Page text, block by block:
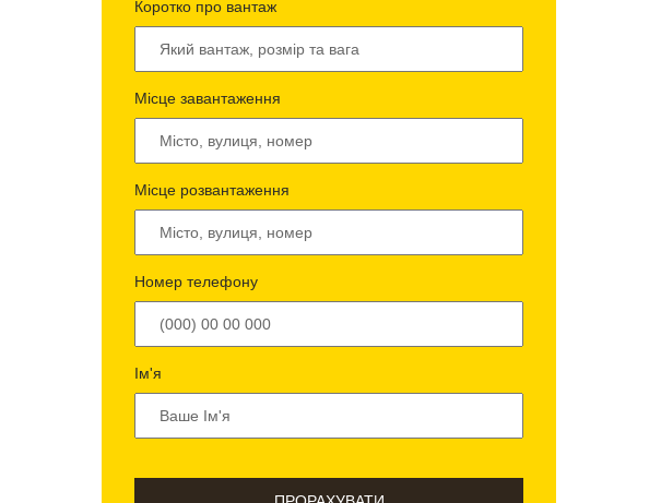
Коротко про вантаж
Місце завантаження
Місце розвантаження
Номер телефону
Ім'я